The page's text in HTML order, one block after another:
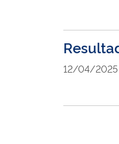
12/04/2025